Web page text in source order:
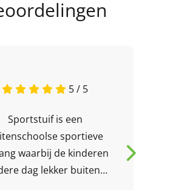
5 / 5
Sportstuif is een
sportieve
waarbij de kinderen
dag lekker buiten